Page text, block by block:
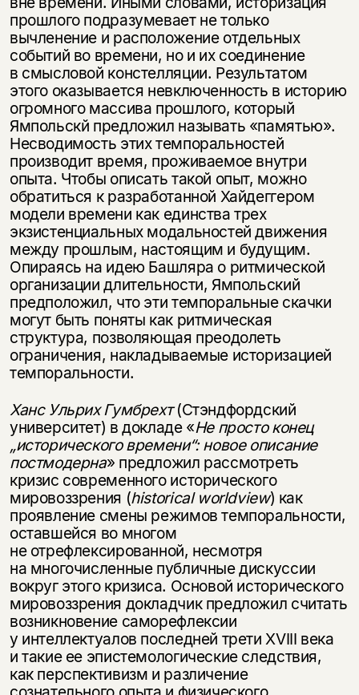
прошлого подразумевает не только
вычленение и расположение отдельных
событий во времени, но и их соединение
в смысловой констелляции. Результатом
этого оказывается невключенность в историю
огромного массива прошлого, который
Ямпольскй предложил называть «памятью».
Несводимость этих темпоральностей
производит время, проживаемое внутри
опыта. Чтобы описать такой опыт, можно
обратиться к разработанной Хайдеггером
модели времени как единства трех
экзистенциальных модальностей движения
между прошлым, настоящим и будущим.
Опираясь на идею Башляра о ритмической
организации длительности, Ямпольский
предположил, что эти темпоральные скачки
могут быть поняты как ритмическая
структура, позволяющая преодолеть
ограничения, накладываемые историзацией
темпоральности.
Ханс Ульрих Гумбрехт(Стэндфордский
университет) в докладе «Не просто конец
„исторического времени“: новое описание
постмодерна» предложил рассмотреть
кризис современного исторического
мировоззрения (historical worldview) как
проявление смены режимов темпоральности,
оставшейся во многом
не отрефлексированной, несмотря
на многочисленные публичные дискуссии
вокруг этого кризиса. Основой исторического
мировоззрения докладчик предложил считать
возникновение саморефлексии
у интеллектуалов последней трети XVIII века
и такие ее эпистемологические следствия,
как перспективизм и различение